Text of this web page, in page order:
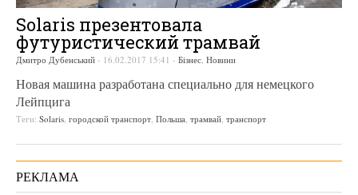
Solaris презентовала
футуристический трамвай
Дмитро Дубенський - 16.02.2017 15:41 - Бізнес Новини
Новая машина разработана специально для немецкого
Лейпцига
Теги: Solaris городской транспорт Польша трамвай транспорт
РЕКЛАМА